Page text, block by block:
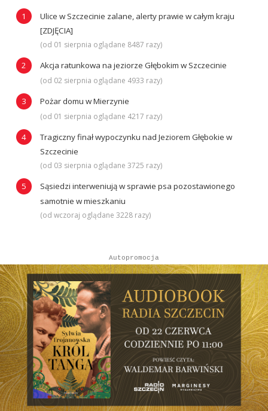
Ulice w Szczecinie zalane, alerty prawie w całym kraju
[ZDJĘCIA]
(od 01 sierpnia oglądane 8487 razy)
Akcja ratunkowa na jeziorze Głębokim w Szczecinie
(od 02 sierpnia oglądane 4933 razy)
Pożar domu w Mierzynie
(od 01 sierpnia oglądane 4217 razy)
Tragiczny finał wypoczynku nad Jeziorem Głębokie w
Szczecinie
(od 03 sierpnia oglądane 3725 razy)
Sąsiedzi interweniują w sprawie psa pozostawionego
samotnie w mieszkaniu
(od wczoraj oglądane 3228 razy)
Autopromocja